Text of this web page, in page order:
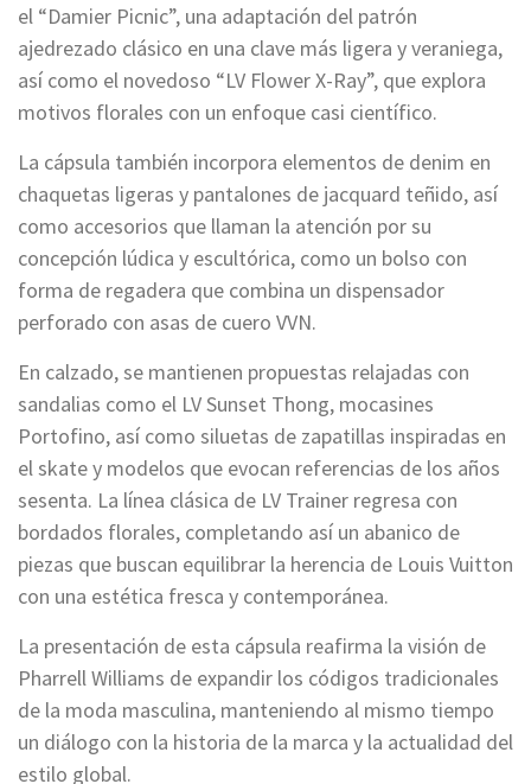
el “Damier Picnic”, una adaptación del patrón
ajedrezado clásico en una clave más ligera y veraniega,
así como el novedoso “LV Flower X-Ray”, que explora
motivos florales con un enfoque casi científico.
La cápsula también incorpora elementos de denim en
chaquetas ligeras y pantalones de jacquard teñido, así
como accesorios que llaman la atención por su
concepción lúdica y escultórica, como un bolso con
forma de regadera que combina un dispensador
perforado con asas de cuero VVN.
En calzado, se mantienen propuestas relajadas con
sandalias como el LV Sunset Thong, mocasines
Portofino, así como siluetas de zapatillas inspiradas en
el skate y modelos que evocan referencias de los años
sesenta. La línea clásica de LV Trainer regresa con
bordados florales, completando así un abanico de
piezas que buscan equilibrar la herencia de Louis Vuitton
con una estética fresca y contemporánea.
La presentación de esta cápsula reafirma la visión de
Pharrell Williams de expandir los códigos tradicionales
de la moda masculina, manteniendo al mismo tiempo
un diálogo con la historia de la marca y la actualidad del
estilo global.